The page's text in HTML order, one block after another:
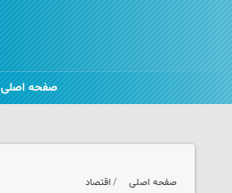
صفحه اصلی
صفحه اصلی اقتصاد